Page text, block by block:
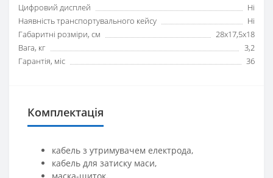
Цифровий дисплей
Ні
Наявність транспортувального кейсу
Ні
Габаритні розміри, см
28х17,5х18
Вага, кг
3,2
Гарантія, міс
36
Комплектація
кабель з утримувачем електрода,
кабель для затиску маси,
маска-щиток,